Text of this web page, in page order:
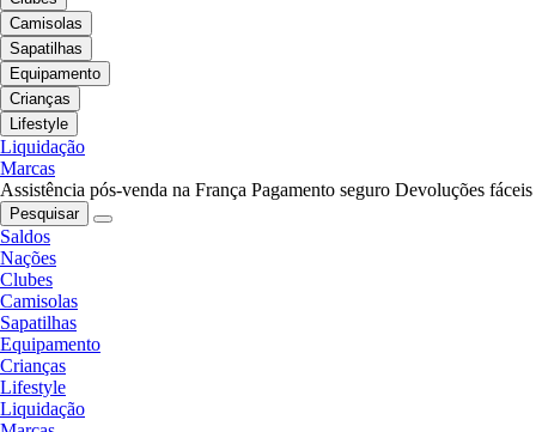
Camisolas
Sapatilhas
Equipamento
Crianças
Lifestyle
Liquidação
Marcas
Assistência pós-venda na França Pagamento seguro Devoluções fáceis
Pesquisar
Saldos
Nações
Clubes
Camisolas
Sapatilhas
Equipamento
Crianças
Lifestyle
Liquidação